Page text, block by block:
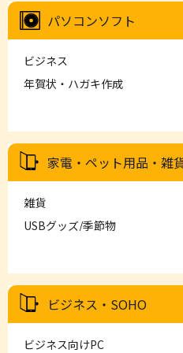
パソコンソフト
ビジネス
年賀状・ハガキ作成
家電・ペット用品・雑
雑貨
USBグッズ/季節物
ビジネス・SOHO
ビジネス向けPC